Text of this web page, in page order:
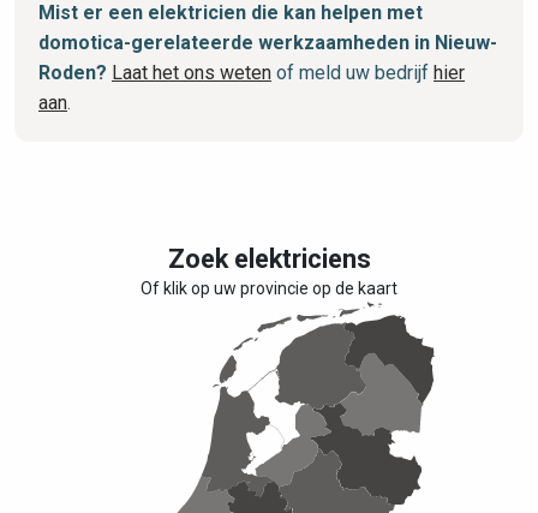
Mist er een elektricien die kan helpen met
domotica-gerelateerde werkzaamheden in Nieuw-
Roden? Laat het ons weten of meld uw bedrijf hier
aan.
Zoek elektriciens
Of klik op uw provincie op de kaart